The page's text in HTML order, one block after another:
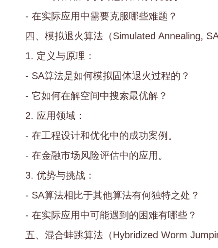
- 在实际应用中需要克服哪些难题？
四、模拟退火算法（Simulated Annealing,
1. 定义与原理：
- SA算法是如何模拟固体退火过程的？
- 它如何在解空间中搜索最优解？
2. 应用领域：
- 在工程设计和优化中的成功案例。
- 在金融市场风险评估中的应用。
3. 优势与挑战：
- SA算法相比于其他算法有何独特之处？
- 在实际应用中可能遇到的困难有哪些？
五、混合蛙跳算法（Hybridized Worm